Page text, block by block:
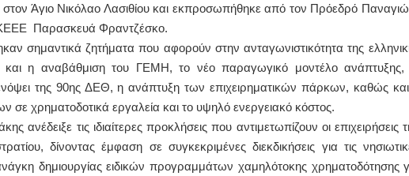
Άγιο Νικόλαο Λασιθίου και εκπροσωπήθηκε από τον Πρόεδρό
ΚΕΕΕ Παρασκευά Φραντζέσκο.
σημαντικά ζητήματα που αφορούν στην ανταγωνιστικότητα της
και η αναβάθμιση του ΓΕΜΗ, το νέο παραγωγικό μοντέλο ανάπτυξης,
της 90ης ΔΕΘ, η ανάπτυξη των επιχειρηματικών πάρκων, καθώς
χρηματοδοτικά εργαλεία και το υψηλό ενεργειακό κόστος.
ανέδειξε τις ιδιαίτερες προκλήσεις που αντιμετωπίζουν οι επιχειρήσεις
δίνοντας έμφαση σε συγκεκριμένες διεκδικήσεις για τις
δημιουργίας ειδικών προγραμμάτων χαμηλότοκης χρηματοδότησης
ΙΩΑΝΝΗΣ Α. ΜΑΛΛΙΑΣ
ΧΕΙΡΟΥΡΓΟΣ
ΟΦΘΑΛΜΙΑΤΡΟΣ
Διδάκτωρ Ιατρικής Σχολής
Πανεπιστημίου Αθηνών
Καλλιπόλεως 3,Νέα Σμύρνη,
Καβέτσου 10, Μυτιλήνη, τηλ:
2251038065
Χειρουργός Ωτορινολαρυγγολόγος